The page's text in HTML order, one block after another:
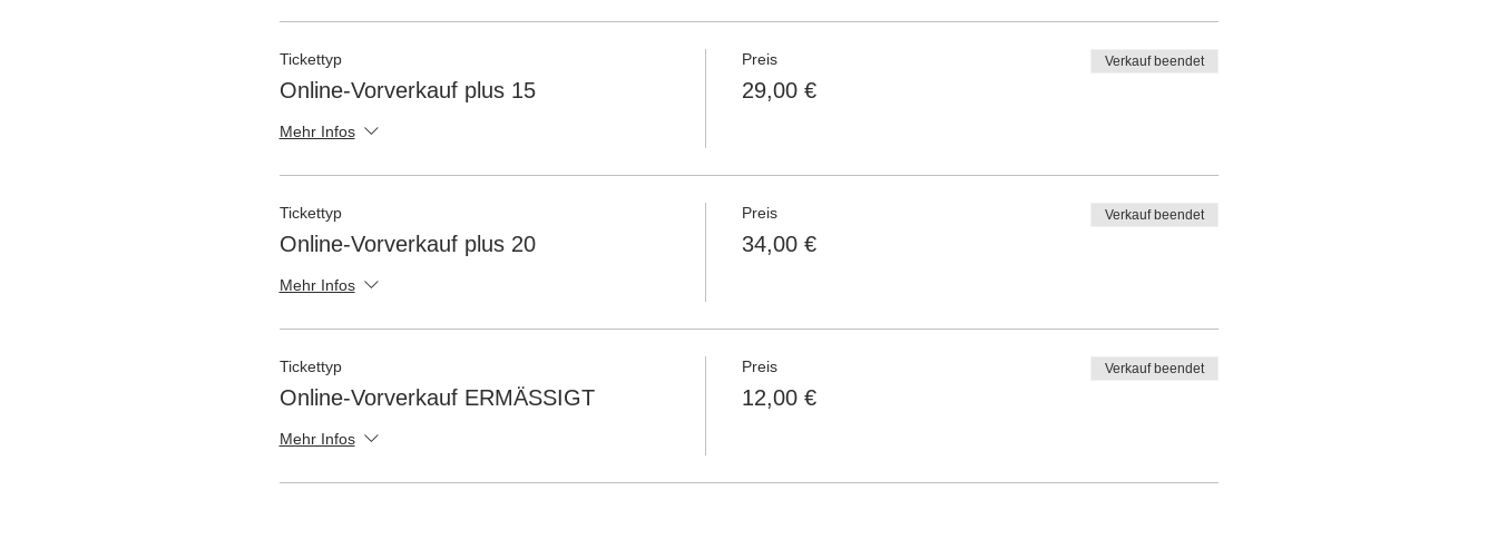
Tickettyp
Online-Vorverkauf plus 15
Mehr Infos
Preis
29,00 €
Verkauf beendet
Tickettyp
Online-Vorverkauf plus 20
Mehr Infos
Preis
34,00 €
Verkauf beendet
Tickettyp
Online-Vorverkauf ERMÄSSIGT
Mehr Infos
Preis
12,00 €
Verkauf beendet